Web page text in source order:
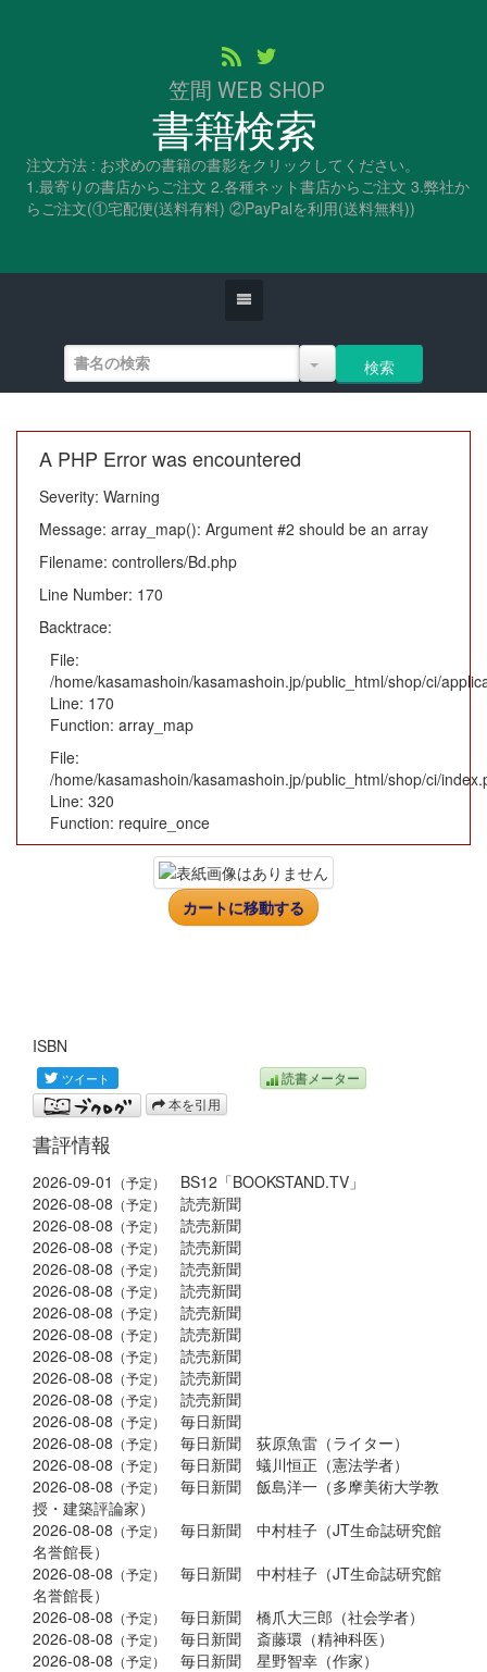
笠間 WEB SHOP
書籍検索
注文方法 : お求めの書籍の書影をクリックしてください。
1.最寄りの書店からご注文 2.各種ネット書店からご注文 3.弊社か
らご注文(①宅配便(送料有料) ②PayPalを利用(送料無料))
A PHP Error was encountered
Severity: Warning
Message: array_map(): Argument #2 should be an array
Filename: controllers/Bd.php
Line Number: 170
Backtrace:
File:
/home/kasamashoin/kasamashoin.jp/public_html/shop/ci/
Line: 170
Function: array_map
File:
/home/kasamashoin/kasamashoin.jp/public_html/shop/ci/
Line: 320
Function: require_once
カートに移動する
ISBN
読書メーター
本を引用
書評情報
2026-09-01 （予定）
BS12「BOOKSTAND.TV」
2026-08-08 （予定）
読売新聞
2026-08-08 （予定）
読売新聞
2026-08-08 （予定）
読売新聞
2026-08-08 （予定）
読売新聞
2026-08-08 （予定）
読売新聞
2026-08-08 （予定）
読売新聞
2026-08-08 （予定）
読売新聞
2026-08-08 （予定）
読売新聞
2026-08-08 （予定）
読売新聞
2026-08-08 （予定）
読売新聞
2026-08-08 （予定）
毎日新聞
2026-08-08 （予定）
毎日新聞 荻原魚雷（ライター）
2026-08-08 （予定）
毎日新聞 蟻川恒正（憲法学者）
2026-08-08 （予定）
毎日新聞 飯島洋一（多摩美術大学教
授・建築評論家）
2026-08-08 （予定）
毎日新聞 中村桂子（JT生命誌研究館
名誉館長）
2026-08-08 （予定）
毎日新聞 中村桂子（JT生命誌研究館
名誉館長）
2026-08-08 （予定）
毎日新聞 橋爪大三郎（社会学者）
2026-08-08 （予定）
毎日新聞 斎藤環（精神科医）
2026-08-08 （予定） 毎日新聞 星野智幸（作家）